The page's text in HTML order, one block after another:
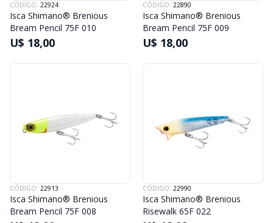
CÓDIGO: 22924
Isca Shimano® Brenious
Bream Pencil 75F 010
U$ 18,00
CÓDIGO: 22890
Isca Shimano® Brenious
Bream Pencil 75F 009
U$ 18,00
CÓDIGO: 22913
Isca Shimano® Brenious
Bream Pencil 75F 008
CÓDIGO: 22990
Isca Shimano® Brenious
Risewalk 65F 022